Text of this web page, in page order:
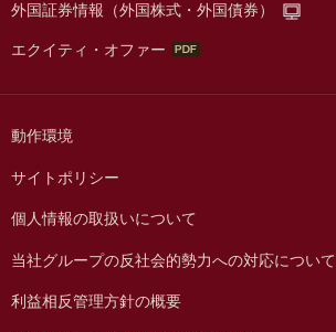
外国証券情報（外国株式・外国債券）
エクイティ・オファー
動作環境
サイトポリシー
個人情報の取扱いについて
当社グループの反社会的勢力への対応について
利益相反管理方針の概要